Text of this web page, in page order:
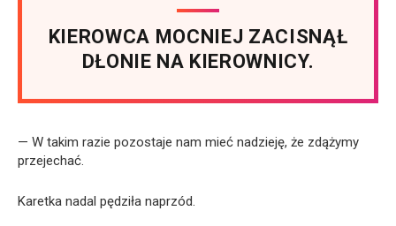
KIEROWCA MOCNIEJ ZACISNĄŁ
DŁONIE NA KIEROWNICY.
— W takim razie pozostaje nam mieć nadzieję, że zdążymy
przejechać.
Karetka nadal pędziła naprzód.